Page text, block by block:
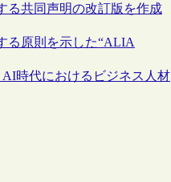
る共同声明の改訂版を作成
る原則を示した“ALIA
時代におけるビジネス人材